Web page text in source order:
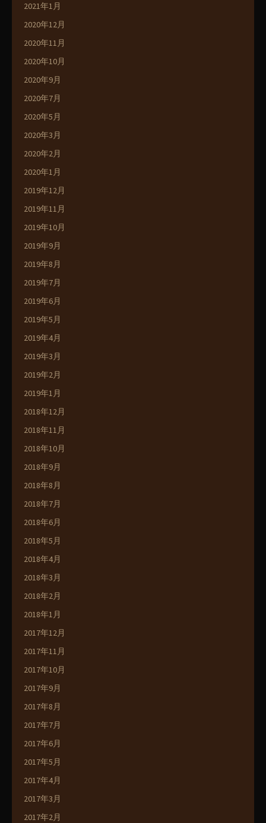
2021年1月
2020年12月
2020年11月
2020年10月
2020年9月
2020年7月
2020年5月
2020年3月
2020年2月
2020年1月
2019年12月
2019年11月
2019年10月
2019年9月
2019年8月
2019年7月
2019年6月
2019年5月
2019年4月
2019年3月
2019年2月
2019年1月
2018年12月
2018年11月
2018年10月
2018年9月
2018年8月
2018年7月
2018年6月
2018年5月
2018年4月
2018年3月
2018年2月
2018年1月
2017年12月
2017年11月
2017年10月
2017年9月
2017年8月
2017年7月
2017年6月
2017年5月
2017年4月
2017年3月
2017年2月